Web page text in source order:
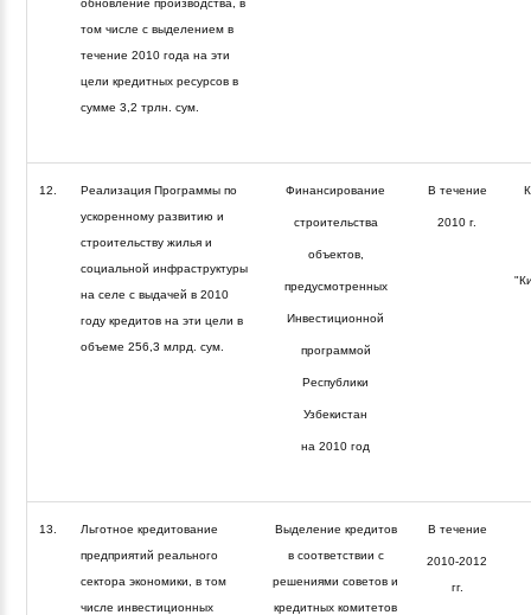
обновление производства, в
том числе с выделением в
течение 2010 года на эти
цели кредитных ресурсов в
сумме 3,2 трлн. сум.
12.
Реализация Программы по
ускоренному развитию и
строительству жилья и
социальной инфраструктуры
на селе с выдачей в 2010
году кредитов на эти цели в
объеме 256,3 млрд. сум.
Финансирование
строительства
объектов,
предусмотренных
Инвестиционной
программой
Республики
Узбекистан
на 2010 год
В течение
2010 г.
13.
Льготное кредитование
предприятий реального
сектора экономики, в том
числе инвестиционных
Выделение кредитов
в соответствии с
решениями советов и
кредитных комитетов
В течение
2010-2012
гг.